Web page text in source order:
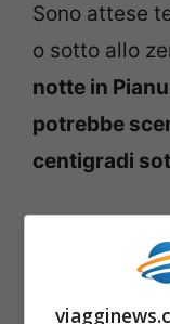
Sono attese
o sotto allo
notte in
potrebbe
centigradi
stando alle
meteo, un